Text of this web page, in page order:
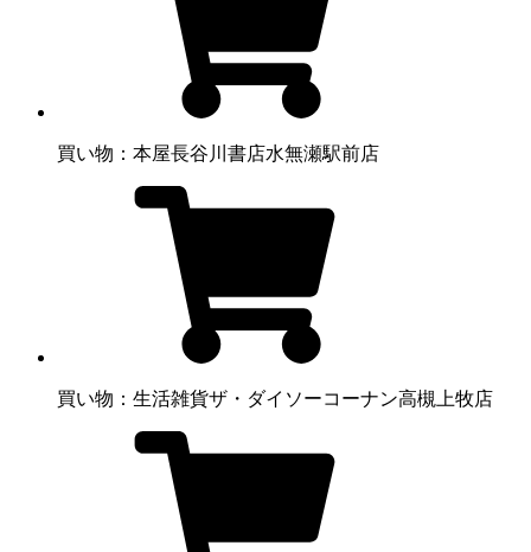
買い物：本屋長谷川書店水無瀬駅前店
買い物：生活雑貨ザ・ダイソーコーナン高槻上牧店